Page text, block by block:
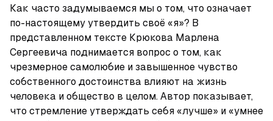
Как часто задумываемся мы о том, что означает
по-настоящему утвердить своё «я»? В
представленном тексте Крюкова Марлена
Сергеевича поднимается вопрос о том, как
чрезмерное самолюбие и завышенное чувство
собственного достоинства влияют на жизнь
человека и общество в целом. Автор показывает,
что стремление утверждать себя «лучше» и «умнее